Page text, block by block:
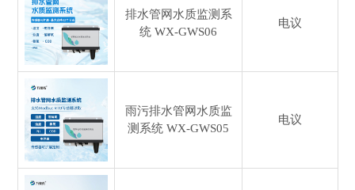
排水管网水质监测系
统 WX-GWS06
电议
雨污排水管网水质监
测系统 WX-GWS05
电议